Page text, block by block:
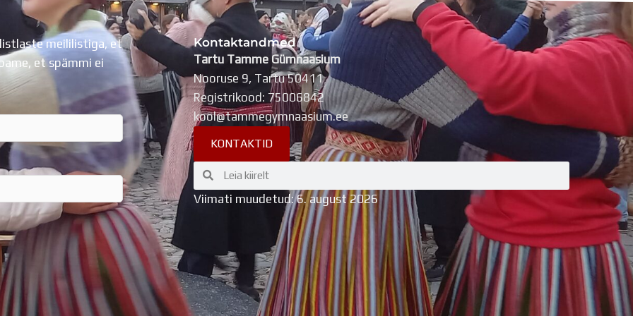
meililistiga, et
et spämmi ei
Kontaktandmed
Tartu Tamme Gümnaasium
Nooruse 9, Tartu 50411
Registrikood: 75006842
kool@tammegymnaasium.ee
KONTAKTID
SearchSearch
Viimati muudetud: 6. august 2026